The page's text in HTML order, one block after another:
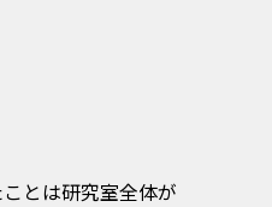
とは研究室全体が